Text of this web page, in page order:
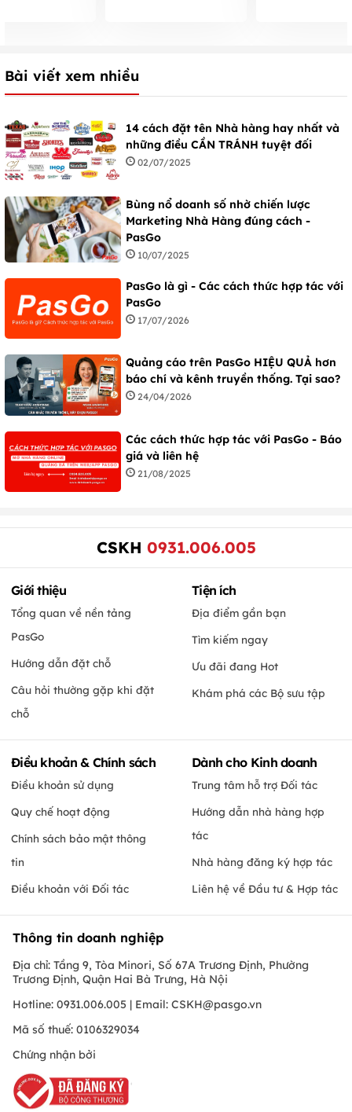
Bài viết xem nhiều
14 cách đặt tên Nhà hàng hay nhất và
những điều CẦN TRÁNH tuyệt đối
02/07/2025
Bùng nổ doanh số nhờ chiến lược
Marketing Nhà Hàng đúng cách -
PasGo
10/07/2025
PasGo là gì - Các cách thức hợp tác với
PasGo
17/07/2026
Quảng cáo trên PasGo HIỆU QUẢ hơn
báo chí và kênh truyền thống. Tại sao?
24/04/2026
Các cách thức hợp tác với PasGo - Báo
giá và liên hệ
21/08/2025
CSKH 0931.006.005
Giới thiệu
Tổng quan về nền tảng
PasGo
Hướng dẫn đặt chỗ
Câu hỏi thường gặp khi đặt
chỗ
Tiện ích
Địa điểm gần bạn
Tìm kiếm ngay
Ưu đãi đang Hot
Khám phá các Bộ sưu tập
Điều khoản & Chính sách
Điều khoản sử dụng
Quy chế hoạt động
Chính sách bảo mật thông
tin
Điều khoản với Đối tác
Dành cho Kinh doanh
Trung tâm hỗ trợ Đối tác
Hướng dẫn nhà hàng hợp
tác
Nhà hàng đăng ký hợp tác
Liên hệ về Đầu tư & Hợp tác
Thông tin doanh nghiệp
Địa chỉ: Tầng 9, Tòa Minori, Số 67A Trương Định, Phường
Trương Định, Quận Hai Bà Trưng, Hà Nội
Hotline: 0931.006.005 | Email: CSKH@pasgo.vn
Mã số thuế: 0106329034
Chứng nhận bởi